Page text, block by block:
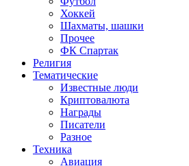
Хоккей
Шахматы, шашки
Прочее
ФК Спартак
Религия
Тематические
Известные люди
Криптовалюта
Награды
Писатели
Разное
Техника
Авиация